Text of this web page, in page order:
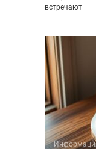
встречают